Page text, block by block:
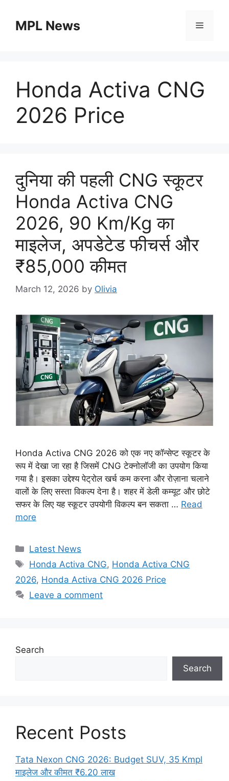
contentMPL News Menu
Honda Activa CNG
2026 Price
दुनिया की पहली CNG स्कूटर
Honda Activa CNG
2026, 90 Km/Kg का
माइलेज, अपडेटेड फीचर्स और
₹85,000 कीमत
March 12, 2026 by Olivia
Honda Activa CNG 2026 को एक नए कॉन्सेप्ट स्कूटर के
रूप में देखा जा रहा है जिसमें CNG टेक्नोलॉजी का उपयोग किया
गया है। इसका उद्देश्य पेट्रोल खर्च कम करना और रोज़ाना चलाने
वालों के लिए सस्ता विकल्प देना है। शहर में डेली कम्यूट और छोटे
सफर के लिए यह स्कूटर उपयोगी विकल्प बन सकता … Read
more
Categories
Latest News
Tags
Honda Activa CNG, Honda Activa CNG
2026, Honda Activa CNG 2026 Price
Leave a comment
Search
Search
Recent Posts
Tata Nexon CNG 2026: Budget SUV, 35 Kmpl
माइलेज और कीमत ₹6.20 लाख